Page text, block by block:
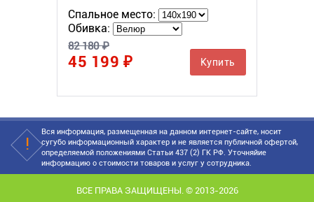
Спальное место:
Обивка:
82 180 ₽
45 199 ₽ Купить
Вся информация, размещенная на данном интернет-сайте, носит
сугубо информационный характер и не является публичной офертой,
определяемой положениями Статьи 437 (2) ГК РФ. Уточняйие
информацию о стоимости товаров и услуг у сотрудника.
ВСЕ ПРАВА ЗАЩИЩЕНЫ. © 2013-2026